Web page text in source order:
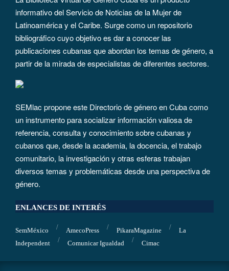
informativo del Servicio de Noticias de la Mujer de
Latinoamérica y el Caribe. Surge como un repositorio
bibliográfico cuyo objetivo es dar a conocer las
publicaciones cubanas que abordan los temas de género, a
partir de la mirada de especialistas de diferentes sectores.
SEMlac propone este Directorio de género en Cuba como
un instrumento para socializar información valiosa de
referencia, consulta y conocimiento sobre cubanas y
cubanos que, desde la academia, la docencia, el trabajo
comunitario, la investigación y otras esferas trabajan
diversos temas y problemáticas desde una perspectiva de
género.
ENLANCES DE INTERÉS
SemMéxico AmecoPress PikaraMagazine
La
Independent
Comunicar Igualdad Cimac